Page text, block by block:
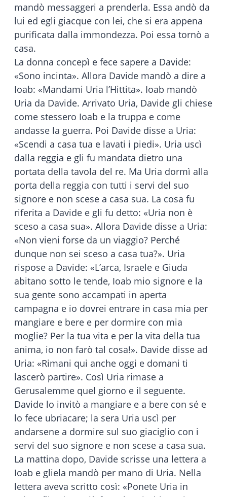
mandò messaggeri a prenderla. Essa andò da
lui ed egli giacque con lei, che si era appena
purificata dalla immondezza. Poi essa tornò a
casa.
La donna concepì e fece sapere a Davide:
«Sono incinta». Allora Davide mandò a dire a
Ioab: «Mandami Uria l’Hittita». Ioab mandò
Uria da Davide. Arrivato Uria, Davide gli chiese
come stessero Ioab e la truppa e come
andasse la guerra. Poi Davide disse a Uria:
«Scendi a casa tua e lavati i piedi». Uria uscì
dalla reggia e gli fu mandata dietro una
portata della tavola del re. Ma Uria dormì alla
porta della reggia con tutti i servi del suo
signore e non scese a casa sua. La cosa fu
riferita a Davide e gli fu detto: «Uria non è
sceso a casa sua». Allora Davide disse a Uria:
«Non vieni forse da un viaggio? Perché
dunque non sei sceso a casa tua?». Uria
rispose a Davide: «L’arca, Israele e Giuda
abitano sotto le tende, Ioab mio signore e la
sua gente sono accampati in aperta
campagna e io dovrei entrare in casa mia per
mangiare e bere e per dormire con mia
moglie? Per la tua vita e per la vita della tua
anima, io non farò tal cosa!». Davide disse ad
Uria: «Rimani qui anche oggi e domani ti
lascerò partire». Così Uria rimase a
Gerusalemme quel giorno e il seguente.
Davide lo invitò a mangiare e a bere con sé e
lo fece ubriacare; la sera Uria uscì per
andarsene a dormire sul suo giaciglio con i
servi del suo signore e non scese a casa sua.
La mattina dopo, Davide scrisse una lettera a
Ioab e gliela mandò per mano di Uria. Nella
lettera aveva scritto così: «Ponete Uria in